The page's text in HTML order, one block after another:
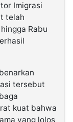
Imigrasi
telah
Rabu
tersebut
kuat bahwa
yang lolos